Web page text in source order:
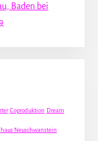
Baden bei
Coproduktion Dream
Neuschwanstein